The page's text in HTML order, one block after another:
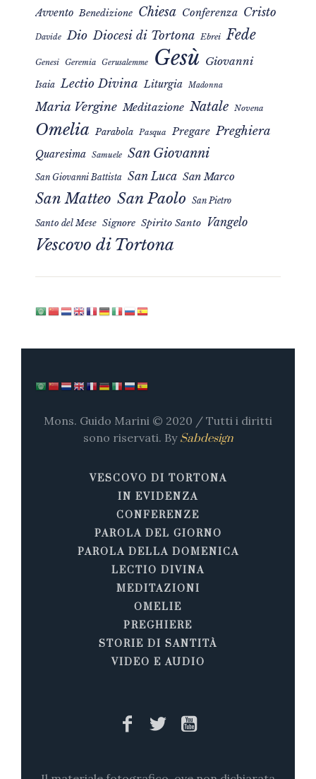
Avvento Benedizione Chiesa Conferenza Cristo
Davide Dio Diocesi di Tortona Ebrei Fede
Genesi Geremia Gerusalemme Gesù Giovanni
Isaia Lectio Divina Liturgia Madonna
Maria Vergine Meditazione Natale Novena
Omelia Parabola Pasqua Pregare Preghiera
Quaresima Samuele San Giovanni
San Giovanni Battista San Luca San Marco
San Matteo San Paolo San Pietro
Santo del Mese Signore Spirito Santo Vangelo
Vescovo di Tortona
Mons. Guido Marini © 2020 / Tutti i diritti
sono riservati. By Sabdesign
VESCOVO DI TORTONA
IN EVIDENZA
CONFERENZE
PAROLA DEL GIORNO
PAROLA DELLA DOMENICA
LECTIO DIVINA
MEDITAZIONI
OMELIE
PREGHIERE
STORIE DI SANTITÀ
VIDEO E AUDIO